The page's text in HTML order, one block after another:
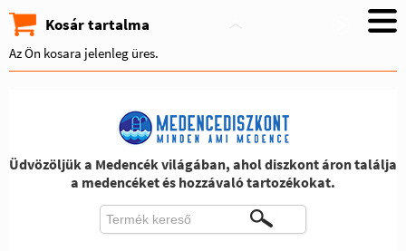
Kosár tartalma
Az Ön kosara jelenleg üres.
Üdvözöljük a Medencék világában, ahol diszkont áron találja
a medencéket és hozzávaló tartozékokat.